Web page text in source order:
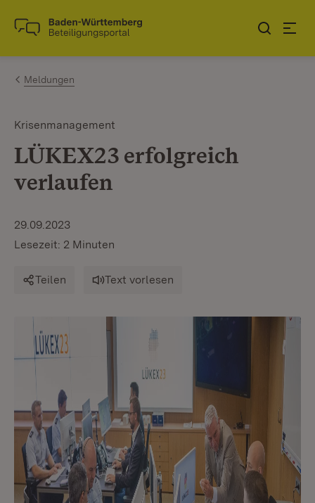
Zum Inhalt springen
Link zur Startseite
Meldungen
Krisenmanagement
LÜKEX23 erfolgreich
verlaufen
29.09.2023
Lesezeit: 2 Minuten
Teilen Text vorlesen